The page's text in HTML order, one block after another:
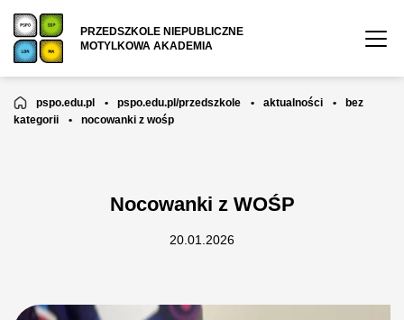
PRZEDSZKOLE NIEPUBLICZNE
MOTYLKOWA AKADEMIA
pspo.edu.pl • pspo.edu.pl/przedszkole • aktualności •
bez
kategorii
• nocowanki z wośp
Nocowanki z WOŚP
20.01.2026